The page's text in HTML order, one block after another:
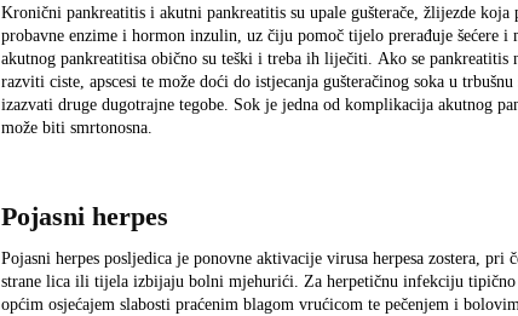
Kronični pankreatitis i akutni pankreatitis su upale gušterače, žlijezde koja
probavne enzime i hormon inzulin, uz čiju pomoč tijelo prerađuje šećere i
akutnog pankreatitisa obično su teški i treba ih liječiti. Ako se pankreatitis
razviti ciste, apscesi te može doći do istjecanja gušteračinog soka u
izazvati druge dugotrajne tegobe. Sok je jedna od komplikacija akutnog
može biti smrtonosna.
Pojasni herpes
Pojasni herpes posljedica je ponovne aktivacije virusa herpesa zostera, pri
strane lica ili tijela izbijaju bolni mjehurići. Za herpetičnu infekciju tipično
općim osjećajem slabosti praćenim blagom vrućicom te pečenjem i